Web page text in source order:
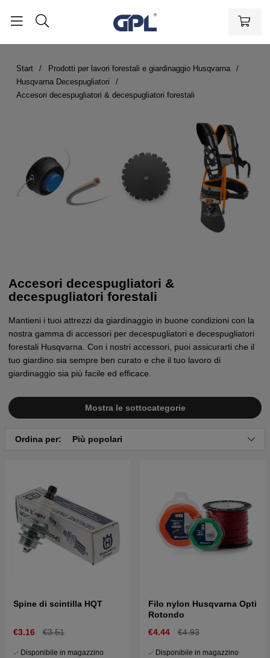
Start
Prodotti per lavori forestali e giardinaggio Husqvarna
Husqvarna Decespugliatori
Accesori decespugliatori & decespugliatori forestali
Accesori decespugliatori &
decespugliatori forestali
Mantieni i tuoi attrezzi da giardinaggio in buone condizioni con la
nostra gamma di accessori per decespugliatori e decespugliatori
forestali Husqvarna. Con i nostri accessori, puoi assicurarti che il
tuo giardino sia sempre ben curato e che il tuo lavoro di
giardinaggio sia più facile ed efficace.
Mostra le sottocategorie
Ordina per: Più popolari
Spine di scintilla HQT
€3.16 €3.51
Disponibile in magazzino
Filo nylon Husqvarna Opti
Rotondo
€4.44
€4.93
Disponibile in magazzino